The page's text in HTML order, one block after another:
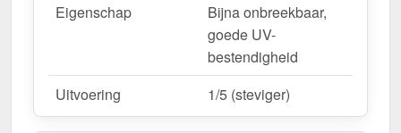
Eigenschap
Bijna onbreekbaar,
goede UV-
bestendigheid
Uitvoering
1/5 (steviger)